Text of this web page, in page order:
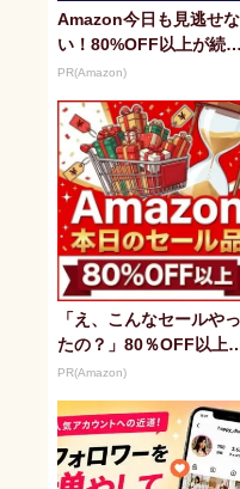
Amazon今日も見逃せな
い！80%OFF以上が続々
登場
PR(Amazon)
「え、こんなセールや
たの？」80％OFF以上
続々登場！Amazonの本
PR(Amazon)